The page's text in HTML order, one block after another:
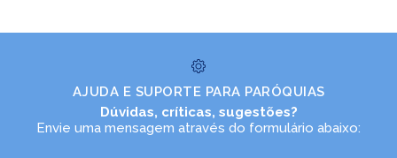
AJUDA E SUPORTE PARA PARÓQUIAS
Dúvidas, críticas, sugestões?
Envie uma mensagem através do formulário abaixo: